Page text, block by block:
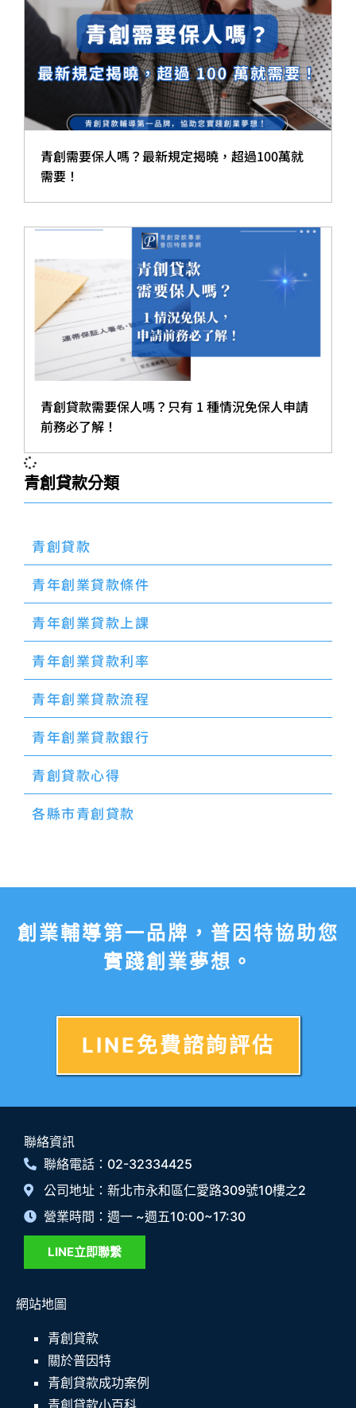
青創需要保人嗎？最新規定揭曉，超過100萬就
需要！
青創貸款需要保人嗎？只有 1 種情況免保人申請
前務必了解！
青創貸款分類
青創貸款
青年創業貸款條件
青年創業貸款上課
青年創業貸款利率
青年創業貸款流程
青年創業貸款銀行
青創貸款心得
各縣市青創貸款
創業輔導第一品牌，普因特協助您
實踐創業夢想。
LINE免費諮詢評估
聯絡資訊
聯絡電話：02-32334425
公司地址：新北市永和區仁愛路309號10樓之2
營業時間：週一 ~週五10:00~17:30
LINE立即聯繫
網站地圖
青創貸款
關於普因特
青創貸款成功案例
青創貸款小百科